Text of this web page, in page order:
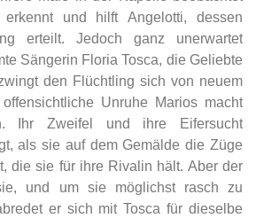
erkennt und hilft Angelotti, dessen
erteilt. Jedoch ganz unerwartet
Sängerin Floria Tosca, die Geliebte
den Flüchtling sich von neuem
Unruhe Marios macht
Ihr Zweifel und ihre Eifersucht
als sie auf dem Gemälde die Züge
die sie für ihre Rivalin hält. Aber der
und um sie möglichst rasch zu
er sich mit Tosca für dieselbe